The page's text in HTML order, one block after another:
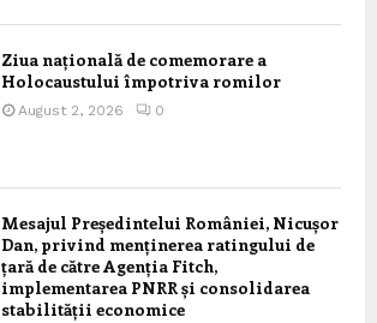
Ziua națională de comemorare a
Holocaustului împotriva romilor
August 2, 2026 0
Mesajul Președintelui României, Nicușor
Dan, privind menținerea ratingului de
țară de către Agenția Fitch,
implementarea PNRR și consolidarea
stabilității economice